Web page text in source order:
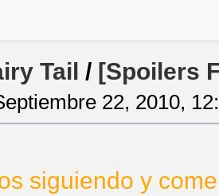
Tail / [Spoilers
22, 2010,
siguiendo y